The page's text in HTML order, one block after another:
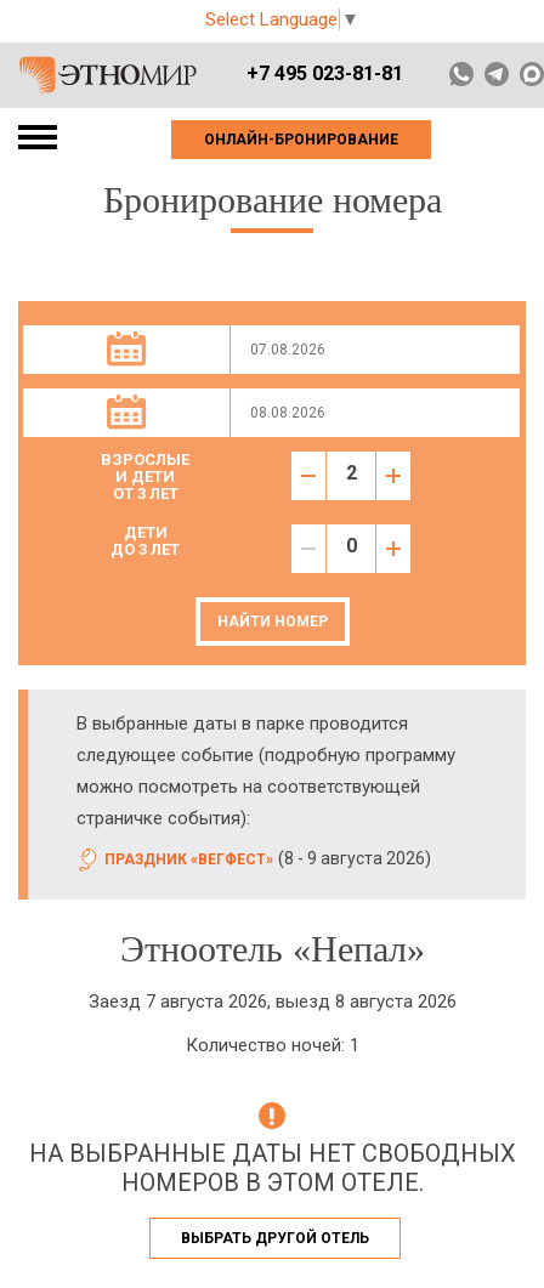
Select Language ▼
+7 495 023-81-81
ОНЛАЙН-БРОНИРОВАНИЕ
Бронирование номера
ВЗРОСЛЫЕ
И ДЕТИ
ОТ 3 ЛЕТ
ДЕТИ
ДО 3 ЛЕТ
НАЙТИ НОМЕР
В выбранные даты в парке проводится
следующее событие (подробную программу
можно посмотреть на соответствующей
страничке события):
ПРАЗДНИК «ВЕГФЕСТ» (8 - 9 августа 2026)
Этноотель «Непал»
Заезд 7 августа 2026, выезд 8 августа 2026
Количество ночей: 1
НА ВЫБРАННЫЕ ДАТЫ НЕТ СВОБОДНЫХ
НОМЕРОВ В ЭТОМ ОТЕЛЕ.
ВЫБРАТЬ ДРУГОЙ ОТЕЛЬ